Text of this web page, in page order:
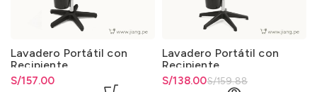
Lavadero Portátil con
Recipiente
S/157.00
Lavadero Portátil con
Recipiente
S/159.88
El precio original era:
S/138.00
El precio actual es: S/138.00.